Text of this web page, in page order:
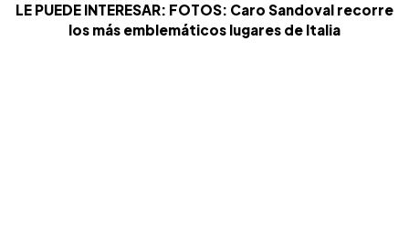
LE PUEDE INTERESAR: FOTOS: Caro Sandoval recorre
los más emblemáticos lugares de Italia